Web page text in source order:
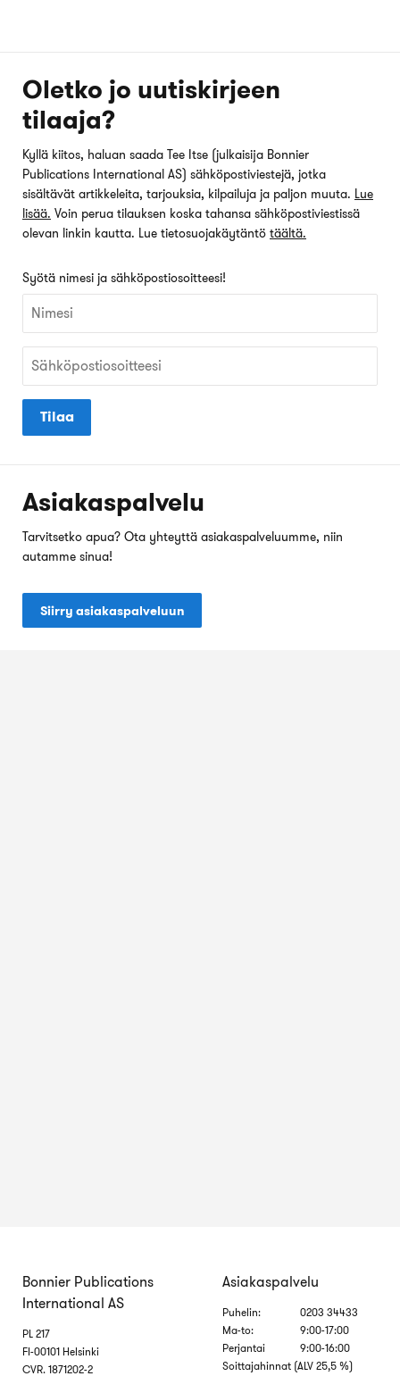
Oletko jo uutiskirjeen
tilaaja?
Kyllä kiitos, haluan saada Tee Itse (julkaisija Bonnier
Publications International AS) sähköpostiviestejä, jotka
sisältävät artikkeleita, tarjouksia, kilpailuja ja paljon muuta. Lue
lisää. Voin perua tilauksen koska tahansa sähköpostiviestissä
olevan linkin kautta. Lue tietosuojakäytäntö täältä.
Syötä nimesi ja sähköpostiosoitteesi!
Tilaa
Asiakaspalvelu
Tarvitsetko apua? Ota yhteyttä asiakaspalveluumme, niin
autamme sinua!
Siirry asiakaspalveluun
Bonnier Publications
International AS
PL 217
FI-00101 Helsinki
CVR. 1871202-2
Asiakaspalvelu
Puhelin:
Ma-to:
Perjantai
0203 34433
9:00-17:00
9:00-16:00
Soittajahinnat (ALV 25,5 %)